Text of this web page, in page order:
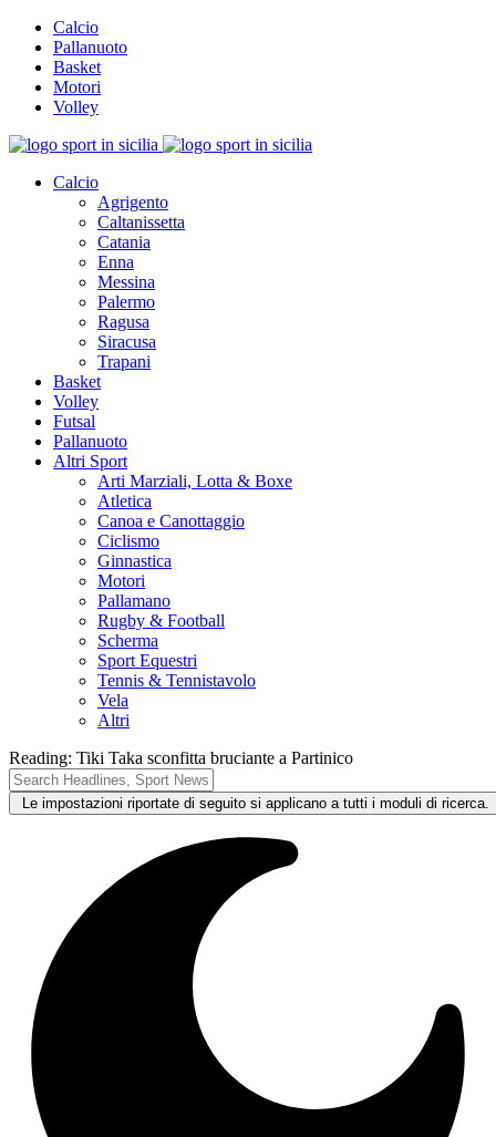
Calcio
Pallanuoto
Basket
Motori
Volley
Calcio
Agrigento
Caltanissetta
Catania
Enna
Messina
Palermo
Ragusa
Siracusa
Trapani
Basket
Volley
Futsal
Pallanuoto
Altri Sport
Arti Marziali, Lotta & Boxe
Atletica
Canoa e Canottaggio
Ciclismo
Ginnastica
Motori
Pallamano
Rugby & Football
Scherma
Sport Equestri
Tennis & Tennistavolo
Vela
Altri
Reading: Tiki Taka sconfitta bruciante a Partinico